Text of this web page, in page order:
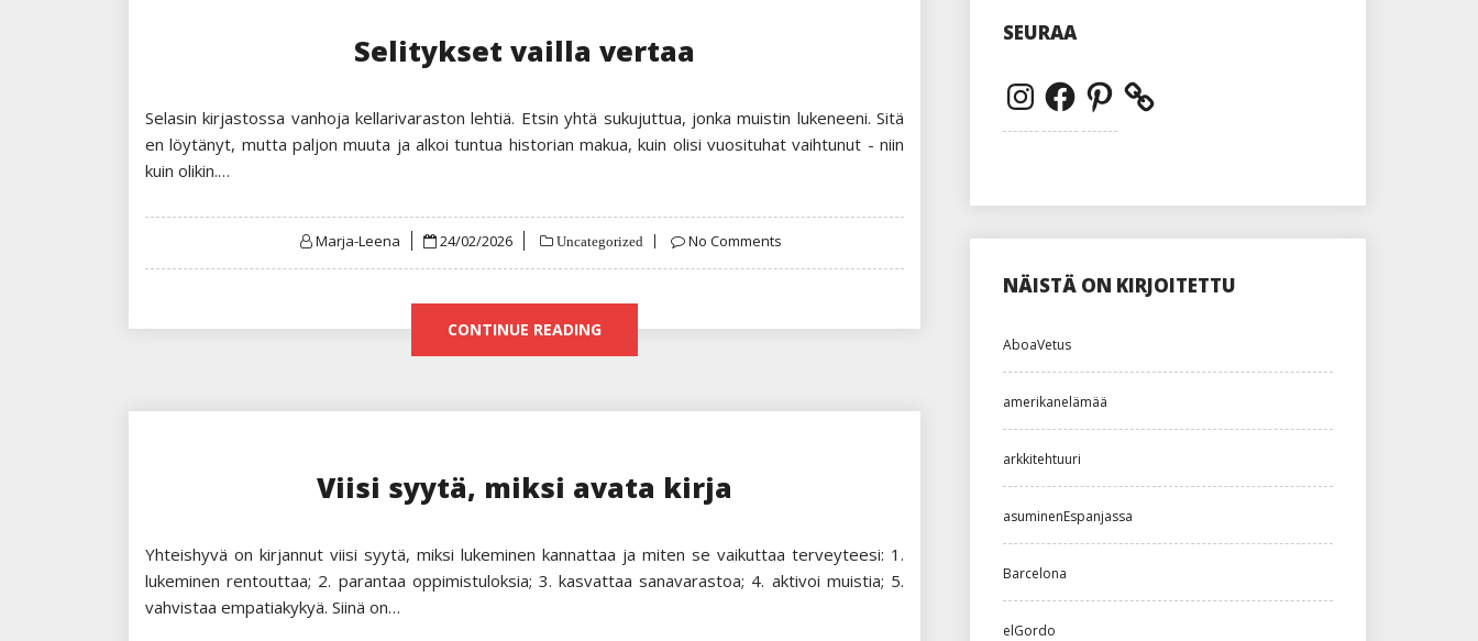
Selitykset vailla vertaa
Selasin kirjastossa vanhoja kellarivaraston lehtiä. Etsin yhtä sukujuttua, jonka muistin lukeneeni. Sitä
en löytänyt, mutta paljon muuta ja alkoi tuntua historian makua, kuin olisi vuosituhat vaihtunut - niin
kuin olikin.…
Marja-Leena
Posted
24/02/2026 Uncategorized No Comments
CONTINUE READING
Viisi syytä, miksi avata kirja
Yhteishyvä on kirjannut viisi syytä, miksi lukeminen kannattaa ja miten se vaikuttaa terveyteesi: 1.
lukeminen rentouttaa; 2. parantaa oppimistuloksia; 3. kasvattaa sanavarastoa; 4. aktivoi muistia; 5.
vahvistaa empatiakykyä. Siinä on…
SEURAA
InstagramFacebookPinterest
NÄISTÄ ON KIRJOITETTU
AboaVetus
amerikanelämää
arkkitehtuuri
asuminenEspanjassa
Barcelona
elGordo